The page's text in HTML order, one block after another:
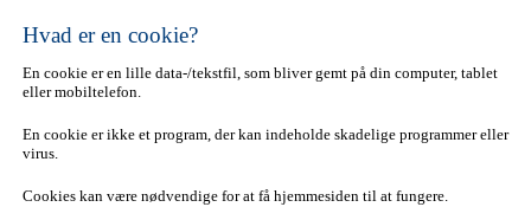
Hvad er en cookie?
En cookie er en lille data-/tekstfil, som bliver gemt på din computer, tablet
eller mobiltelefon.
En cookie er ikke et program, der kan indeholde skadelige programmer eller
virus.
Cookies kan være nødvendige for at få hjemmesiden til at fungere.